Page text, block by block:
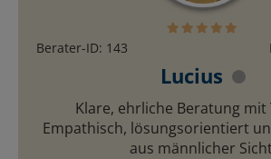
Lucius
Berater-ID: 143
Klare, ehrliche Beratung mit
Empathisch, lösungsorientiert
aus männlicher